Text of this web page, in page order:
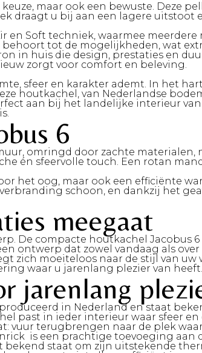
maar ook een bewuste. Deze
draagt u bij aan een lagere uitstoot
en Soft techniek, waarmee
tot de mogelijkheden, wat
in huis die design, prestaties en
zorgt voor comfort en beleving.
sfeer en karakter ademt. In het
houtkachel, van Nederlandse
aan bij het landelijke interieur van
6
omringd door zachte
én sfeervolle touch. Een rotan
het oog, maar ook een efficiënte
schoon, en dankzij het
meegaat
De compacte houtkachel Jacobus
ontwerp dat zowel vandaag als
zich moeiteloos naar de stijl van
waar u jarenlang plezier van heeft.
jarenlang
in Nederlanden staat
past in ieder interieur waar sfeer
: vuur terugbrengen naar de plek
is een prachtige toevoeging
staat om zijn uitstekende